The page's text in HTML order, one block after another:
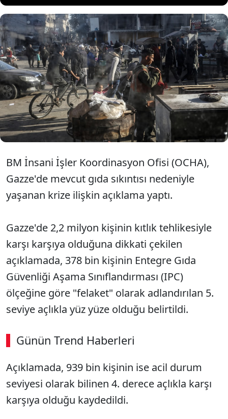
Birleşmiş Milletler (BM), İsrail'in yoğun
saldırısı altındaki Gazze Şeridi'nde 2,2
milyon kişinin kıtlık tehlikesiyle karşı
karşıya olduğu uyarısında bulundu.
BM İnsani İşler Koordinasyon Ofisi (OCHA),
Gazze'de mevcut gıda sıkıntısı nedeniyle
yaşanan krize ilişkin açıklama yaptı.
Gazze'de 2,2 milyon kişinin kıtlık tehlikesiyle
karşı karşıya olduğuna dikkati çekilen
açıklamada, 378 bin kişinin Entegre Gıda
Güvenliği Aşama Sınıflandırması (IPC)
ölçeğine göre "felaket" olarak adlandırılan 5.
seviye açlıkla yüz yüze olduğu belirtildi.
Günün Trend Haberleri
00:02 / 08:06
Sesi Aç
Açıklamada, 939 bin kişinin ise acil durum
seviyesi olarak bilinen 4. derece açlıkla karşı
karşıya olduğu kaydedildi.